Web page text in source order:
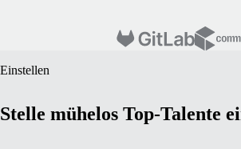
Einstellen
Stelle mühelos Top-Talente